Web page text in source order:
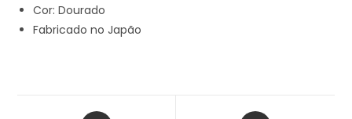
Cor: Dourado
Fabricado no Japão